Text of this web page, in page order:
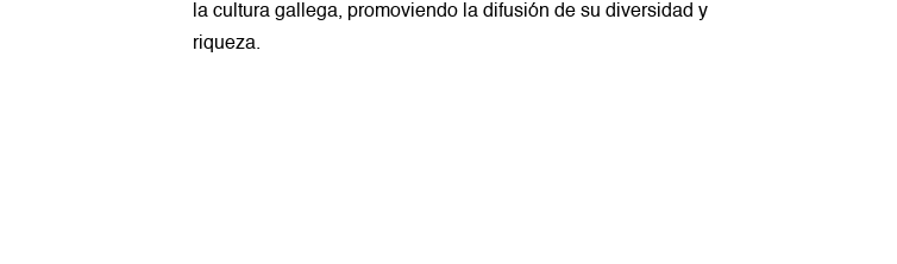
la cultura gallega, promoviendo la difusión de su diversidad y
riqueza.